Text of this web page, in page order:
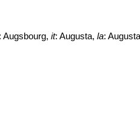
Augsbourg, it: Augusta, la: